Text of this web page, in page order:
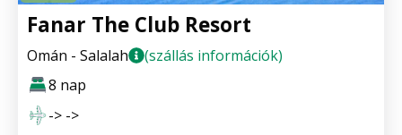
Fanar The Club Resort
Omán - Salalah
(szállás információk)
8 nap
-> ->